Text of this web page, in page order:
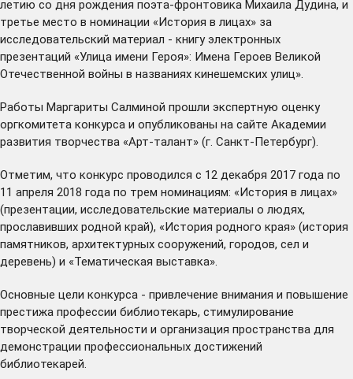
летию со дня рождения поэта-фронтовика Михаила Дудина, и
третье место в номинации «История в лицах» за
исследовательский материал - книгу электронных
презентаций «Улица имени Героя»: Имена Героев Великой
Отечественной войны в названиях кинешемских улиц».
Работы Маргариты Салминой прошли экспертную оценку
оргкомитета конкурса и опубликованы на сайте Академии
развития творчества «Арт-талант» (г. Санкт-Петербург).
Отметим, что конкурс проводился с 12 декабря 2017 года по
11 апреля 2018 года по трем номинациям: «История в лицах»
(презентации, исследовательские материалы о людях,
прославивших родной край), «История родного края» (история
памятников, архитектурных сооружений, городов, сел и
деревень) и «Тематическая выставка».
Основные цели конкурса - привлечение внимания и повышение
престижа профессии библиотекарь, стимулирование
творческой деятельности и организация пространства для
демонстрации профессиональных достижений
библиотекарей.